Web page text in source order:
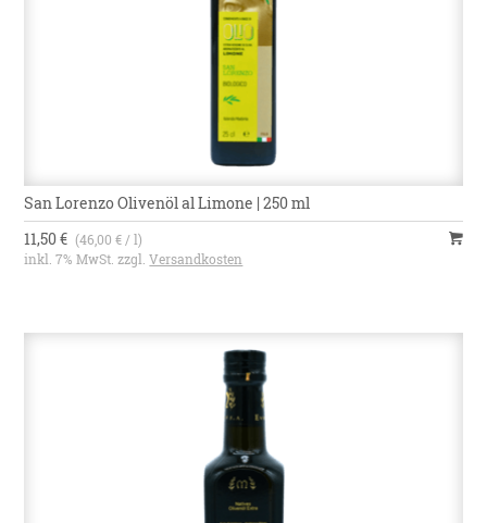
San Lorenzo Olivenöl al Limone | 250 ml
11,50 € (46,00 € / l)
inkl. 7% MwSt. zzgl.Versandkosten